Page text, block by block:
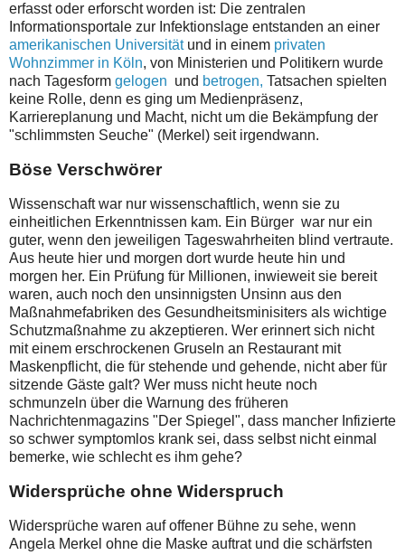
erfasst oder erforscht worden ist: Die zentralen
Informationsportale zur Infektionslage entstanden an einer
amerikanischen Universitätund in einem privaten
Wohnzimmer in Köln, von Ministerien und Politikern wurde
nach Tagesform gelogen und betrogen, Tatsachen spielten
keine Rolle, denn es ging um Medienpräsenz,
Karriereplanung und Macht, nicht um die Bekämpfung der
"schlimmsten Seuche" (Merkel) seit irgendwann.
Böse Verschwörer
Wissenschaft war nur wissenschaftlich, wenn sie zu
einheitlichen Erkenntnissen kam. Ein Bürger war nur ein
guter, wenn den jeweiligen Tageswahrheiten blind vertraute.
Aus heute hier und morgen dort wurde heute hin und
morgen her. Ein Prüfung für Millionen, inwieweit sie bereit
waren, auch noch den unsinnigsten Unsinn aus den
Maßnahmefabriken des Gesundheitsminisiters als wichtige
Schutzmaßnahme zu akzeptieren. Wer erinnert sich nicht
mit einem erschrockenen Gruseln an Restaurant mit
Maskenpflicht, die für stehende und gehende, nicht aber für
sitzende Gäste galt? Wer muss nicht heute noch
schmunzeln über die Warnung des früheren
Nachrichtenmagazins "Der Spiegel", dass mancher Infizierte
so schwer symptomlos krank sei, dass selbst nicht einmal
bemerke, wie schlecht es ihm gehe?
Widersprüche ohne Widerspruch
Widersprüche waren auf offener Bühne zu sehe, wenn
Angela Merkel ohne die Maske auftrat und die schärfsten